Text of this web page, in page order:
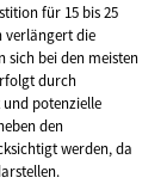
für 15 bis 25
verlängert die
sich bei den meisten
durch
potenzielle
den
werden, da